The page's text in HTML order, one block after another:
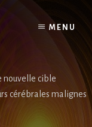
MENU
nouvelle cible
cérébrales malignes